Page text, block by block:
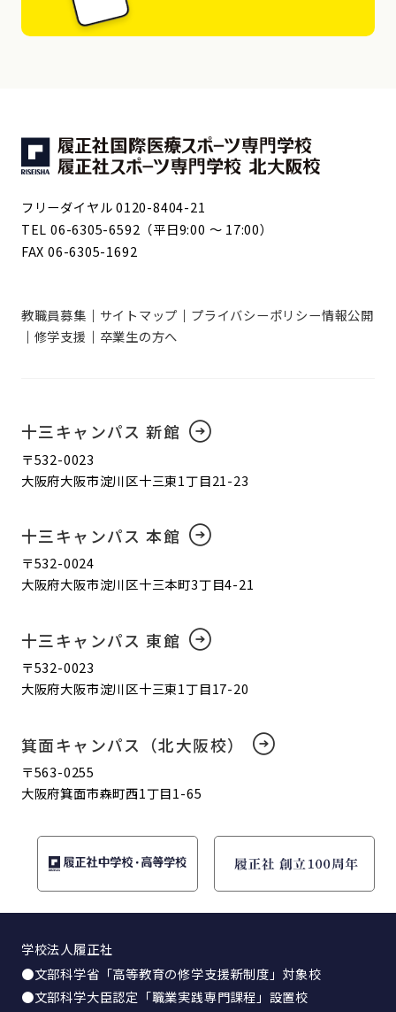
フリーダイヤル 0120-8404-21
TEL 06-6305-6592（平日9:00 ～ 17:00）
FAX 06-6305-1692
教職員募集 サイトマップ プライバシーポリシー情報公開
修学支援
卒業生の方へ
十三キャンパス 新館
〒532-0023
大阪府大阪市淀川区十三東1丁目21-23
十三キャンパス 本館
〒532-0024
大阪府大阪市淀川区十三本町3丁目4-21
十三キャンパス 東館
〒532-0023
大阪府大阪市淀川区十三東1丁目17-20
箕面キャンパス（北大阪校）
〒563-0255
大阪府箕面市森町西1丁目1-65
学校法人履正社
●文部科学省「高等教育の修学支援新制度」対象校
●文部科学大臣認定「職業実践専門課程」設置校